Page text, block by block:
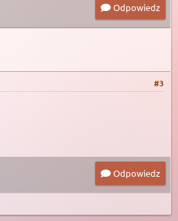
Odpowiedz
#3
Odpowiedz